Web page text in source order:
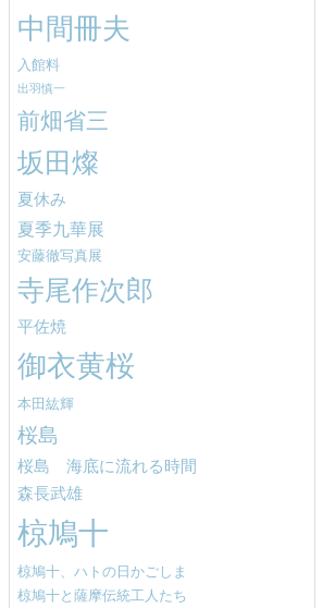
中間冊夫
入館料
出羽慎一
前畑省三
坂田燦
夏休み
夏季九華展
安藤徹写真展
寺尾作次郎
平佐焼
御衣黄桜
本田紘輝
桜島
桜島 海底に流れる時間
森長武雄
椋鳩十
椋鳩十、ハトの日かごしま
椋鳩十と薩摩伝統工人たち